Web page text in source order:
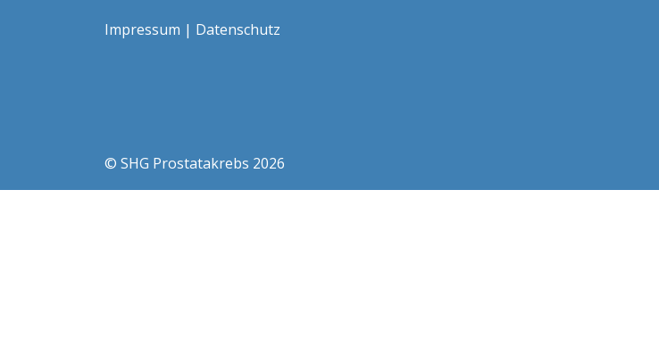
Impressum | Datenschutz
© SHG Prostatakrebs 2026